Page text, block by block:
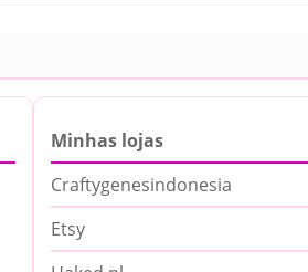
Minhas lojas
Craftygenesindonesia
Etsy